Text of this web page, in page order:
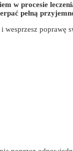
w procesie
pełną